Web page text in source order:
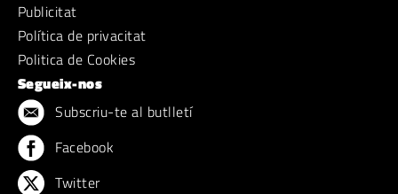
Publicitat
Política de privacitat
Politica de Cookies
Segueix-nos
Subscriu-te al butlletí
Facebook
Twitter